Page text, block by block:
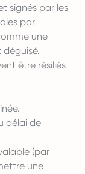
signés par les
par
une
être résiliés
délai de
(par
une